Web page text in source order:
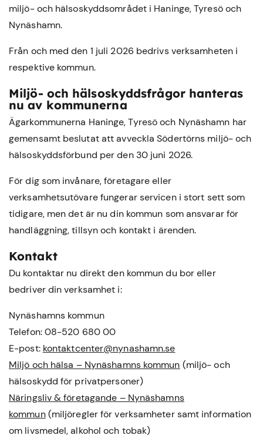
miljö- och hälsoskyddsområdet i Haninge,Tyresöoch
Nynäshamn.
Från och med den 1 juli 2026 bedrivs verksamheten i
respektive kommun.
Miljö- och hälsoskyddsfrågor hanteras
nu av kommunerna
Ägarkommunerna Haninge, Tyresö och Nynäshamn har
gemensamt beslutat att avveckla Södertörns miljö- och
hälsoskyddsförbund per den 30 juni 2026.
För dig som invånare, företagare eller
verksamhetsutövare fungerar servicen i stort sett som
tidigare, men det är nu din kommun som ansvarar för
handläggning, tillsyn och kontakt i ärenden.
Kontakt
Du kontaktar nu direkt den kommun du bor eller
bedriver din verksamhet i:
Nynäshamns kommun
Telefon: 08-520 680 00
E-post: kontaktcenter@nynashamn.se
Miljö och hälsa – Nynäshamns kommun (miljö- och
hälsoskydd för privatpersoner)
Näringsliv & företagande – Nynäshamns
kommun(miljöregler för verksamheter samt information
om livsmedel, alkohol och tobak)